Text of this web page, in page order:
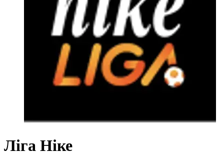
Ліга Ніке